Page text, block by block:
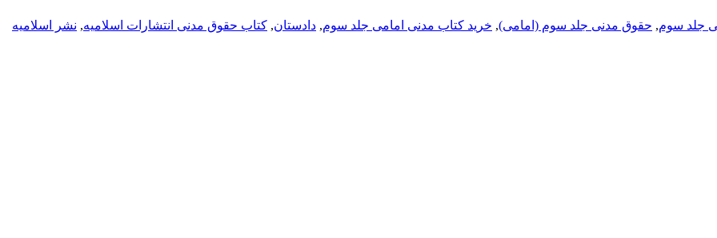
جلد سوم, حقوق مدنی جلد سوم (امامی), خرید کتاب مدنی امامی جلد سوم, دادستان, کتاب حقوق مدنی انتشارات اسلامیه, نشر اسلامیه